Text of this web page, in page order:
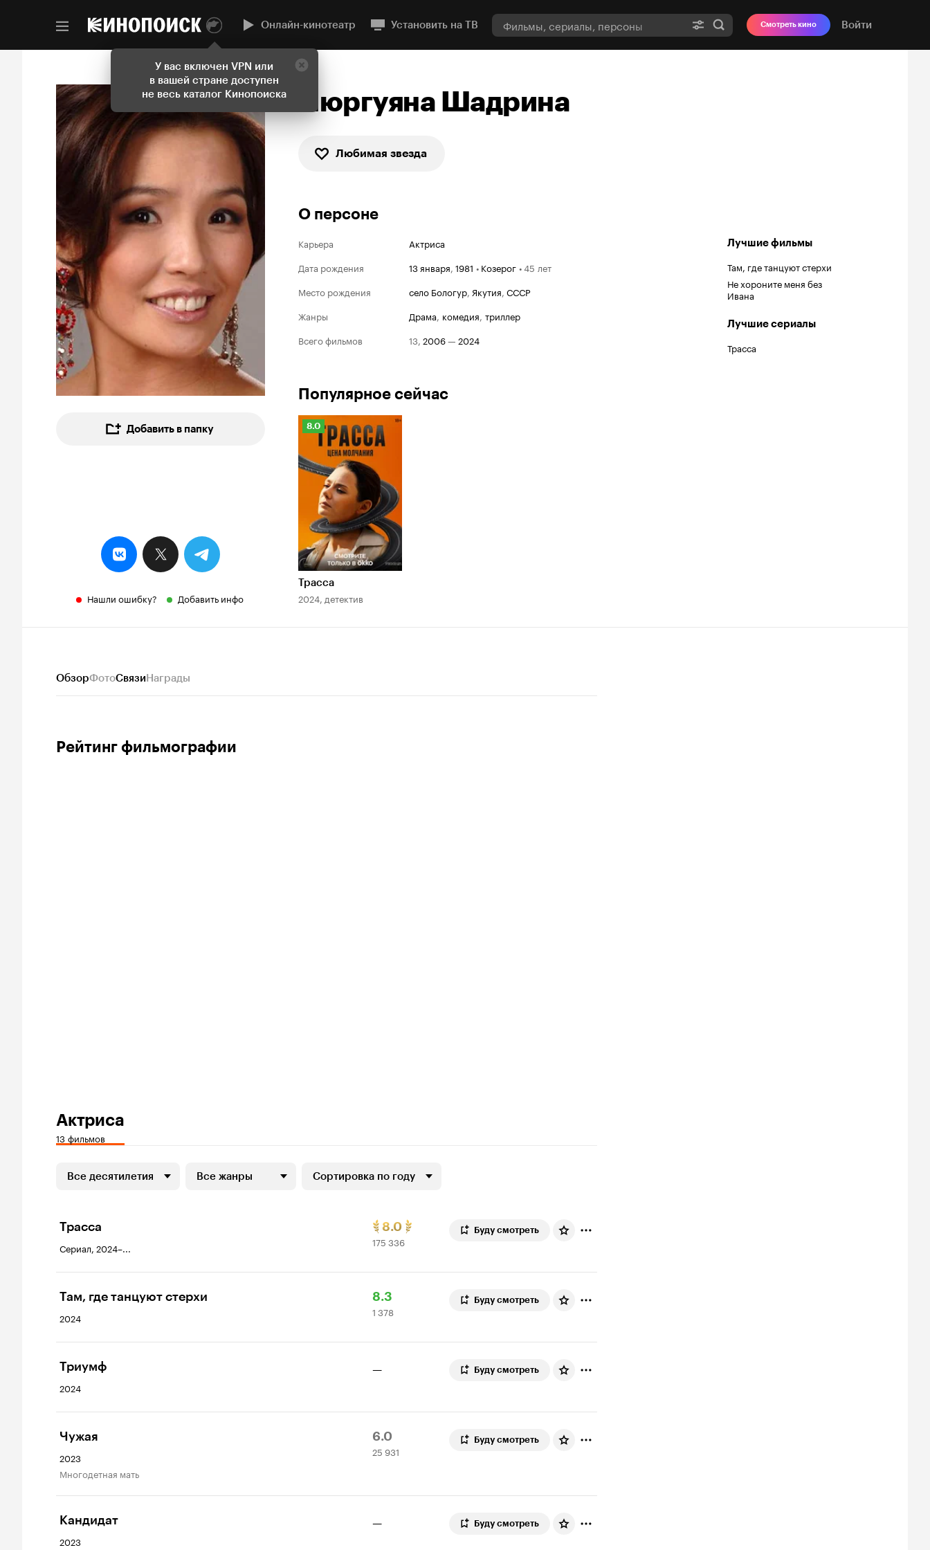
У вас включен VPN или
в вашей стране доступен
не весь каталог Кинопоиска
Онлайн-кинотеатр Установить на ТВ Смотреть кино Войти
Добавить в папку
Нашли ошибку? Добавить инфо
Нюргуяна Шадрина
Любимая звезда
О персоне
Карьера
Актриса
Дата рождения
13 января, 1981 • Козерог •45 лет
Место рождения
село Бологур, Якутия, СССР
Жанры
драма, комедия, триллер
Всего фильмов
13, 2006— 2024
Лучшие фильмы
Там, где танцуют стерхи
Не хороните меня без
Ивана
Лучшие сериалы
Трасса
Популярное сейчас
Рейтинг
Кинопоиска
8.0
Трасса
2024, детектив
ОбзорФотоСвязиНаграды
Рейтинг фильмографии
Актриса
13 фильмов
Все десятилетия Все жанры Сортировка по году
Трасса
Сериал, 2024–...
Рейтинг
Кинопоиска
250
8.0
175
336
175 336
Буду смотреть
Там, где танцуют стерхи
2024
Рейтинг
Кинопоиска
8.3
1
378
1 378
Буду смотреть
Триумф
2024
— Буду смотреть
Чужая
2023
Многодетная мать
Рейтинг
Кинопоиска
6.0
25
931
25 931
Буду смотреть
Кандидат
2023
— Буду смотреть